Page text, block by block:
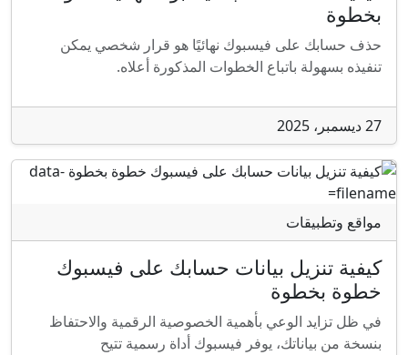
بخطوة
حذف حسابك على فيسبوك نهائيًا هو قرار شخصي يمكن
تنفيذه بسهولة باتباع الخطوات المذكورة أعلاه.
27 ديسمبر، 2025
مواقع وتطبيقات
كيفية تنزيل بيانات حسابك على فيسبوك
خطوة بخطوة
في ظل تزايد الوعي بأهمية الخصوصية الرقمية والاحتفاظ
بنسخة من بياناتك، يوفر فيسبوك أداة رسمية تتيح